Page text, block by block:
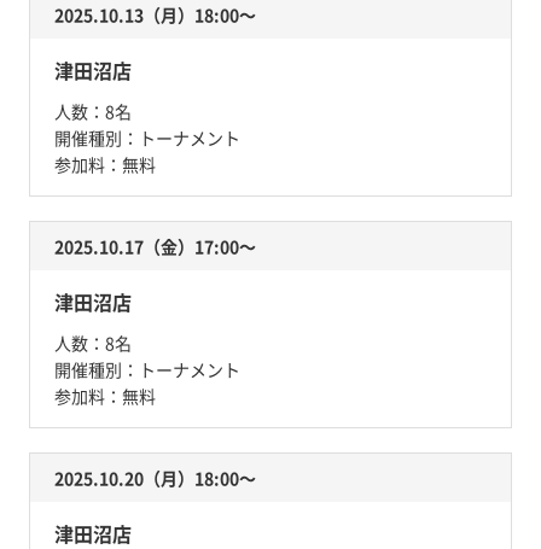
2025.10.13（月）18:00〜
津田沼店
人数： 8名
開催種別： トーナメント
参加料： 無料
2025.10.17（金）17:00〜
津田沼店
人数： 8名
開催種別： トーナメント
参加料： 無料
2025.10.20（月）18:00〜
津田沼店